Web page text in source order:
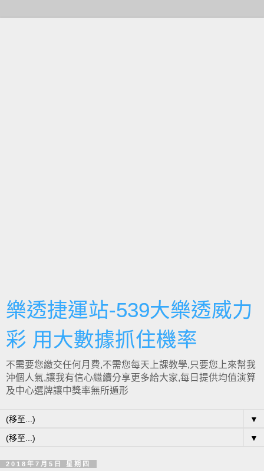
樂透捷運站-539大樂透威力
彩 用大數據抓住機率
不需要您繳交任何月費,不需您每天上課教學,只要您上來幫我
沖個人氣,讓我有信心繼續分享更多給大家,每日提供均值演算
及中心選牌讓中獎率無所遁形
▼
▼
2018年7月5日 星期四